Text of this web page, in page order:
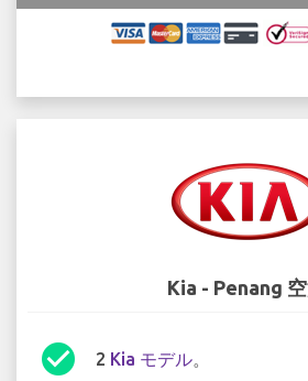
Kia - Penang
check_circle 2 Kia モデル。